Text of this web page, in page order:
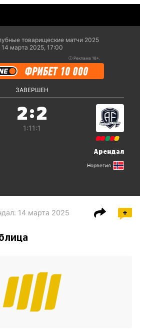
товарищеские матчи 2025
14 марта 2025, 17:00
ⓘ Реклама 18+.
ЗАВЕРШЕН
2:2
1:11:1
Арендал
Норвегия
: 14 марта 2025